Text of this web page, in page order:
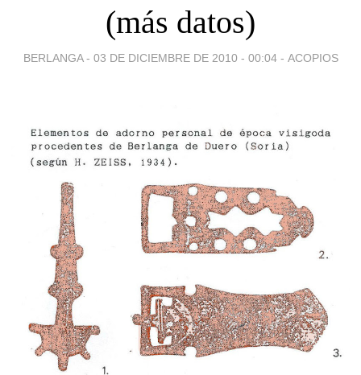
(más datos)
BERLANGA - 03 DE DICIEMBRE DE 2010 - 00:04 - ACOPIOS